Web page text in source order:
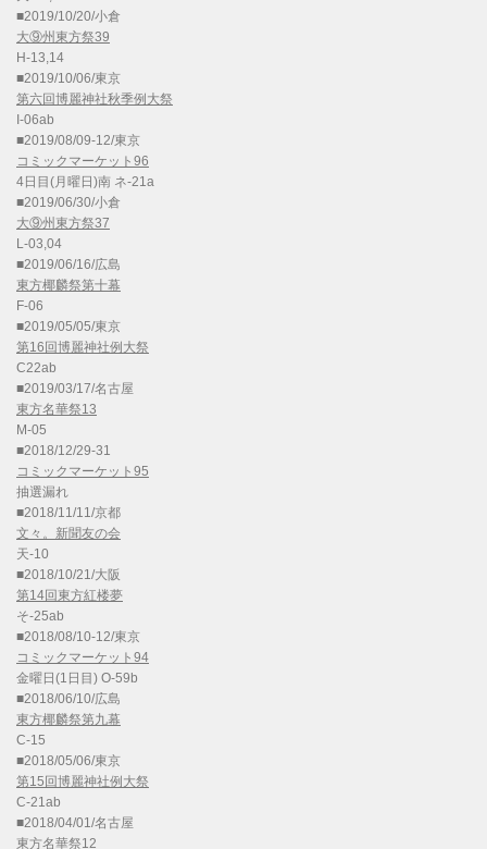
■2019/10/20/小倉
大⑨州東方祭39
H-13,14
■2019/10/06/東京
第六回博麗神社秋季例大祭
I-06ab
■2019/08/09-12/東京
コミックマーケット96
4日目(月曜日)南 ネ-21a
■2019/06/30/小倉
大⑨州東方祭37
L-03,04
■2019/06/16/広島
東方椰麟祭第十幕
F-06
■2019/05/05/東京
第16回博麗神社例大祭
C22ab
■2019/03/17/名古屋
東方名華祭13
M-05
■2018/12/29-31
コミックマーケット95
抽選漏れ
■2018/11/11/京都
文々。新聞友の会
天-10
■2018/10/21/大阪
第14回東方紅楼夢
そ-25ab
■2018/08/10-12/東京
コミックマーケット94
金曜日(1日目) O-59b
■2018/06/10/広島
東方椰麟祭第九幕
C-15
■2018/05/06/東京
第15回博麗神社例大祭
C-21ab
■2018/04/01/名古屋
東方名華祭12